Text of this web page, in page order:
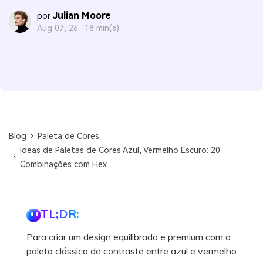
por Julian Moore
Aug 07, 26 · 18 min(s)
Blog
Paleta de Cores
Ideas de Paletas de Cores Azul, Vermelho Escuro: 20
Combinações com Hex
TL;DR:
Para criar um design equilibrado e premium com a
paleta clássica de contraste entre azul e vermelho